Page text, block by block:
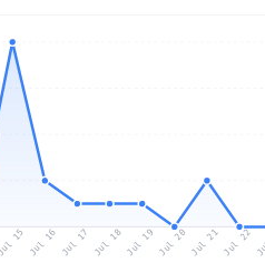
15 Jul 16 Jul 17 Jul 18Jul 19 Jul 20 Jul 21Jul 22